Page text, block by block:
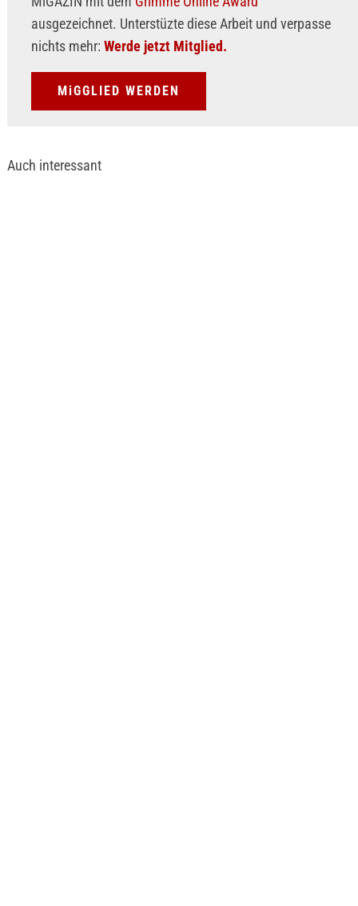
ausgezeichnet. Unterstüzte diese Arbeit und verpasse
nichts mehr: Werde jetzt Mitglied.
MiGGLIED WERDEN
Auch interessant